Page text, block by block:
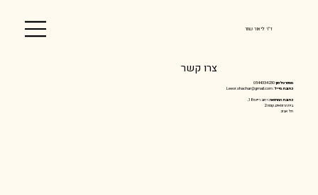
ד"ר ליאור שחר
צרו קשר
מספר טלפון: 0544334230
כתובת מייל:
Leeor.shachar@gmail.com
כתובת המרפאה: רחוב ריינס 18,
בית הרופאים, קומה 2
תל אביב